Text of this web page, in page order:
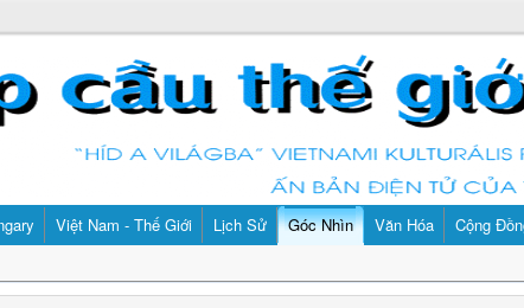
Việt Nam - Thế Giới Lịch Sử Góc Nhìn Văn Hóa Cộng